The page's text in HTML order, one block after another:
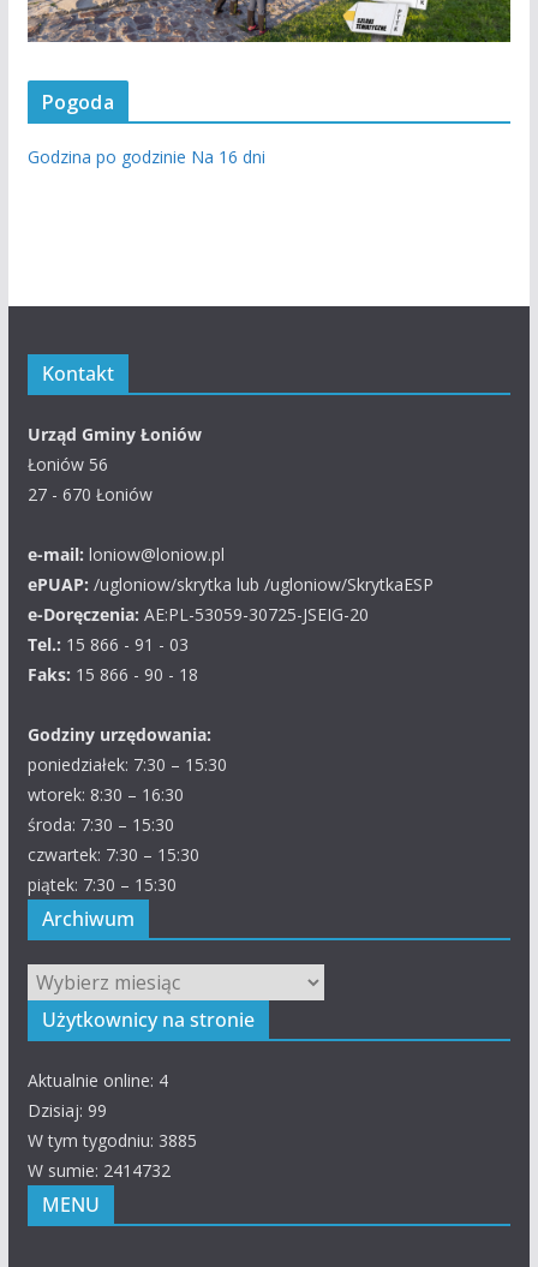
Pogoda
Godzina po godzinie Na 16 dni
Kontakt
Urząd Gminy Łoniów
Łoniów 56
27 - 670 Łoniów
e-mail: loniow@loniow.pl
ePUAP: /ugloniow/skrytka lub /ugloniow/SkrytkaESP
e-Doręczenia: AE:PL-53059-30725-JSEIG-20
Tel.: 15 866 - 91 - 03
Faks: 15 866 - 90 - 18
Godziny urzędowania:
poniedziałek: 7:30 – 15:30
wtorek: 8:30 – 16:30
środa: 7:30 – 15:30
czwartek: 7:30 – 15:30
piątek: 7:30 – 15:30
Archiwum
Archiwum
Użytkownicy na stronie
Aktualnie online: 4
Dzisiaj: 99
W tym tygodniu: 3885
W sumie: 2414732
MENU